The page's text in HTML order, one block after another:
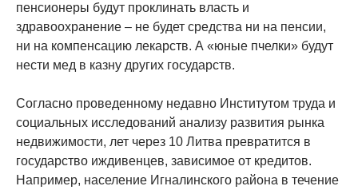
пенсионеры будут проклинать власть и
здравоохранение – не будет средства ни на пенсии,
ни на компенсацию лекарств. А «юные пчелки» будут
нести мед в казну других государств.
Согласно проведенному недавно Институтом труда и
социальных исследований анализу развития рынка
недвижимости, лет через 10 Литва превратится в
государство иждивенцев, зависимое от кредитов.
Например, население Игналинского района в течение